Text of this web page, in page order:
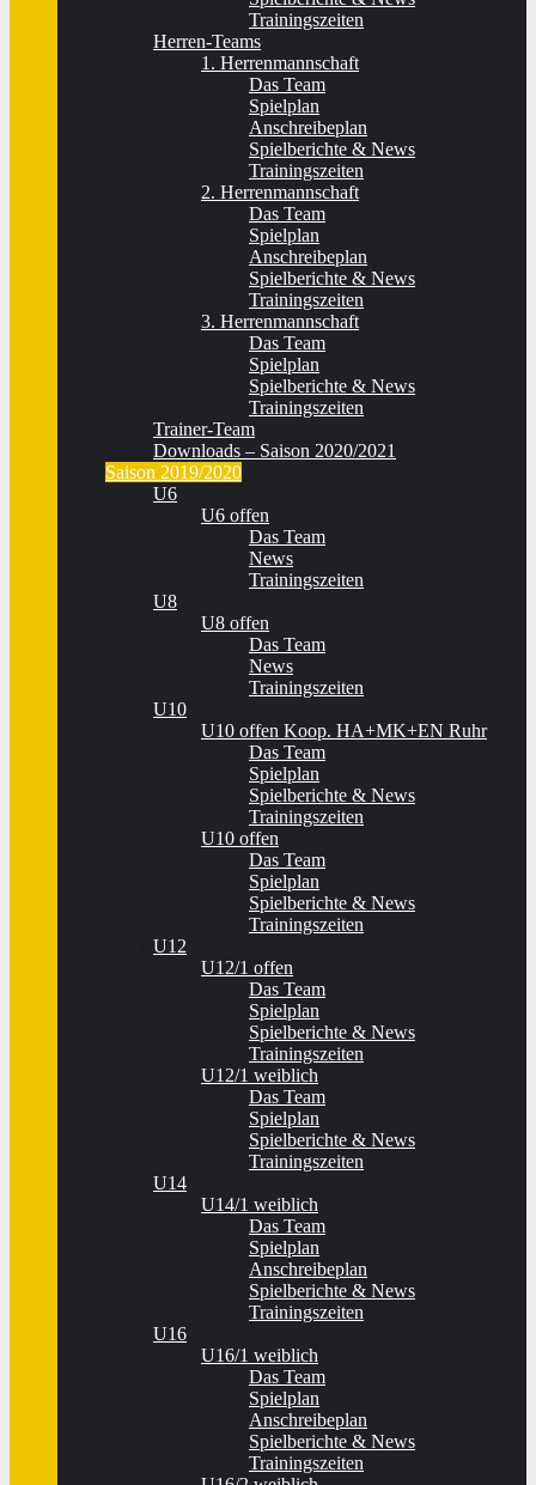
Trainingszeiten
Herren-Teams
1. Herrenmannschaft
Das Team
Spielplan
Anschreibeplan
Spielberichte & News
Trainingszeiten
2. Herrenmannschaft
Das Team
Spielplan
Anschreibeplan
Spielberichte & News
Trainingszeiten
3. Herrenmannschaft
Das Team
Spielplan
Spielberichte & News
Trainingszeiten
Trainer-Team
Downloads – Saison 2020/2021
Saison 2019/2020
U6
U6 offen
Das Team
News
Trainingszeiten
U8
U8 offen
Das Team
News
Trainingszeiten
U10
U10 offen Koop. HA+MK+EN Ruhr
Das Team
Spielplan
Spielberichte & News
Trainingszeiten
U10 offen
Das Team
Spielplan
Spielberichte & News
Trainingszeiten
U12
U12/1 offen
Das Team
Spielplan
Spielberichte & News
Trainingszeiten
U12/1 weiblich
Das Team
Spielplan
Spielberichte & News
Trainingszeiten
U14
U14/1 weiblich
Das Team
Spielplan
Anschreibeplan
Spielberichte & News
Trainingszeiten
U16
U16/1 weiblich
Das Team
Spielplan
Anschreibeplan
Spielberichte & News
Trainingszeiten